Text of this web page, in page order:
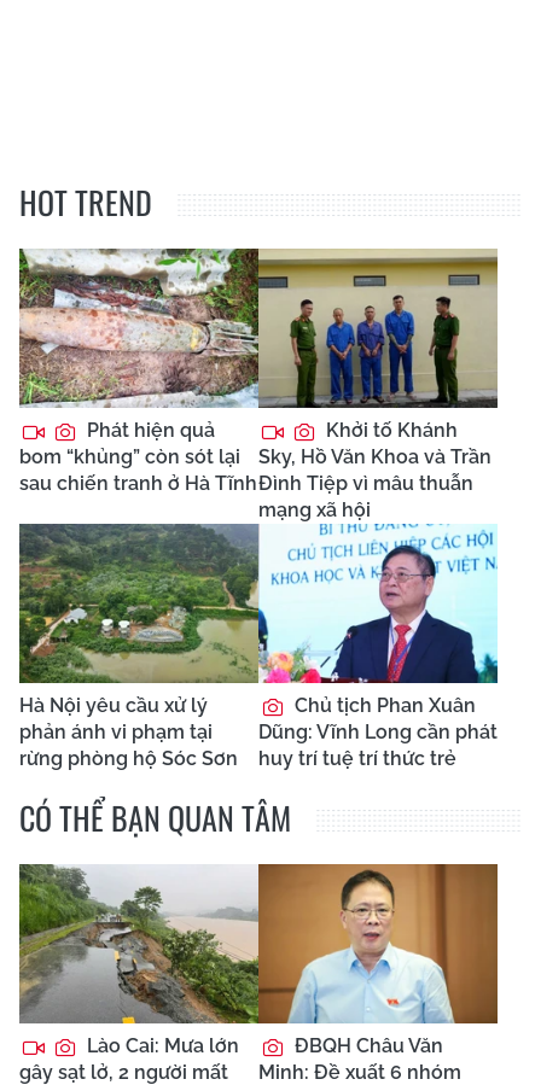
HOT TREND
Phát hiện quả
bom “khủng” còn sót lại
sau chiến tranh ở Hà Tĩnh
Khởi tố Khánh
Sky, Hồ Văn Khoa và Trần
Đình Tiệp vì mâu thuẫn
mạng xã hội
Hà Nội yêu cầu xử lý
phản ánh vi phạm tại
rừng phòng hộ Sóc Sơn
Chủ tịch Phan Xuân
Dũng: Vĩnh Long cần phát
huy trí tuệ trí thức trẻ
CÓ THỂ BẠN QUAN TÂM
Lào Cai: Mưa lớn
gây sạt lở, 2 người mất
ĐBQH Châu Văn
Minh: Đề xuất 6 nhóm